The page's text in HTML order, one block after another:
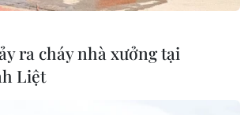
ra cháy nhà xưởng tại
Liệt